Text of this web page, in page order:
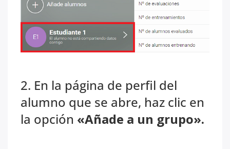
2. En la página de perfil del
alumno que se abre, haz clic en
la opción «Añade a un grupo».